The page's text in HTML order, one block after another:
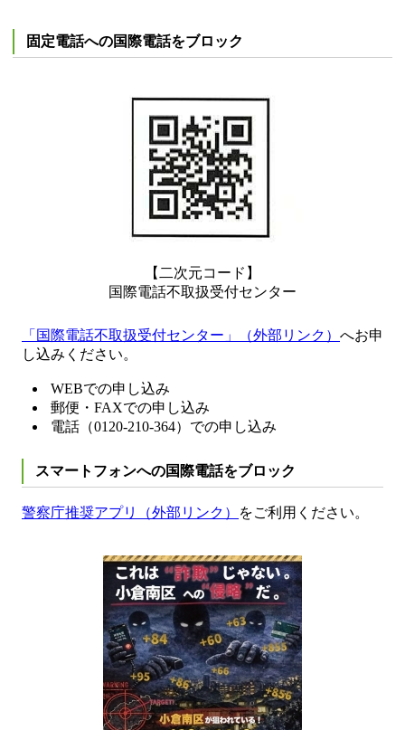
固定電話への国際電話をブロック
【二次元コード】
国際電話不取扱受付センター
「国際電話不取扱受付センター」（外部リンク） へお申
し込みください。
WEBでの申し込み
郵便・FAXでの申し込み
電話（0120-210-364）での申し込み
スマートフォンへの国際電話をブロック
警察庁推奨アプリ（外部リンク） をご利用ください。